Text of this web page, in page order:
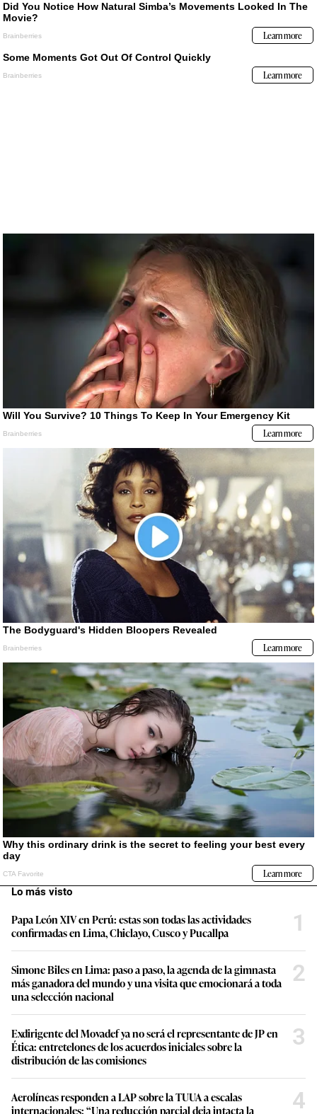
Lo más visto
Papa León XIV en Perú: estas son todas las actividades
confirmadas en Lima, Chiclayo, Cusco y Pucallpa
1
Simone Biles en Lima: paso a paso, la agenda de la gimnasta
más ganadora del mundo y una visita que emocionará a toda
una selección nacional
2
Exdirigente del Movadef ya no será el representante de JP en
Ética: entretelones de los acuerdos iniciales sobre la
distribución de las comisiones
3
Aerolíneas responden a LAP sobre la TUUA a escalas
internacionales: “Una reducción parcial deja intacta la
4